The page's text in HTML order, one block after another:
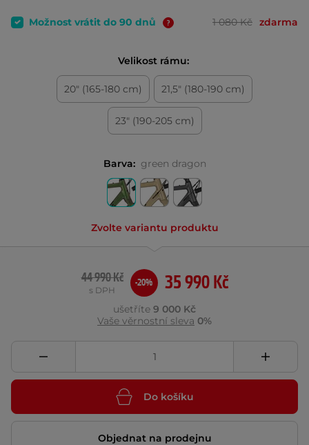
Možnost vrátit do 90 dnů 1 080 Kč zdarma
Velikost rámu:
20" (165-180 cm) 21,5" (180-190 cm)
23" (190-205 cm)
Barva: green dragon
Zvolte variantu produktu
35 990 Kč
44 990 Kč
s DPH
-20%
ušetříte 9 000 Kč
Vaše věrnostní sleva 0%
Do košíku
Objednat na prodejnu